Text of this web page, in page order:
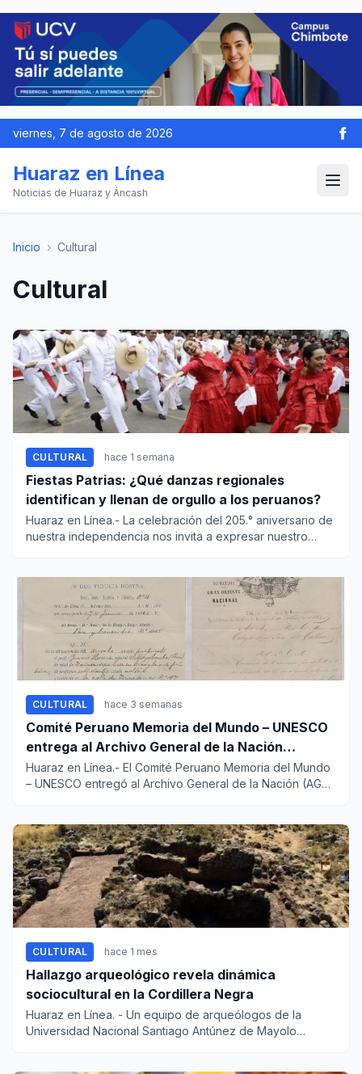
viernes, 7 de agosto de 2026
Huaraz en Línea
Noticias de Huaraz y Áncash
Inicio › Cultural
Cultural
CULTURAL hace 1 semana
Fiestas Patrias: ¿Qué danzas regionales
identifican y llenan de orgullo a los peruanos?
Huaraz en Línea.- La celebración del 205.° aniversario de
nuestra independencia nos invita a expresar nuestro
CULTURAL hace 3 semanas
Comité Peruano Memoria del Mundo – UNESCO
entrega al Archivo General de la Nación
certificados de cinco valiosos patrimonios
documentales
Huaraz en Línea.- El Comité Peruano Memoria del Mundo
– UNESCO entregó al Archivo General de la Nación (AGN)
CULTURAL hace 1 mes
Hallazgo arqueológico revela dinámica
sociocultural en la Cordillera Negra
Huaraz en Línea. - Un equipo de arqueólogos de la
Universidad Nacional Santiago Antúnez de Mayolo